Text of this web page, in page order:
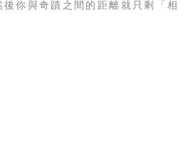
後你與奇蹟之間的距離就只剩「相